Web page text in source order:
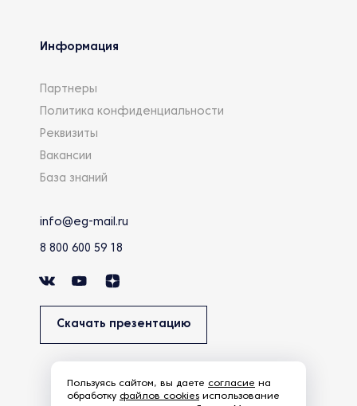
Информация
Партнеры
Политика конфиденциальности
Реквизиты
Вакансии
База знаний
info@eg-mail.ru
8 800 600 59 18
Скачать презентацию
Пользуясь сайтом, вы даете согласие на
обработку файлов cookies использование